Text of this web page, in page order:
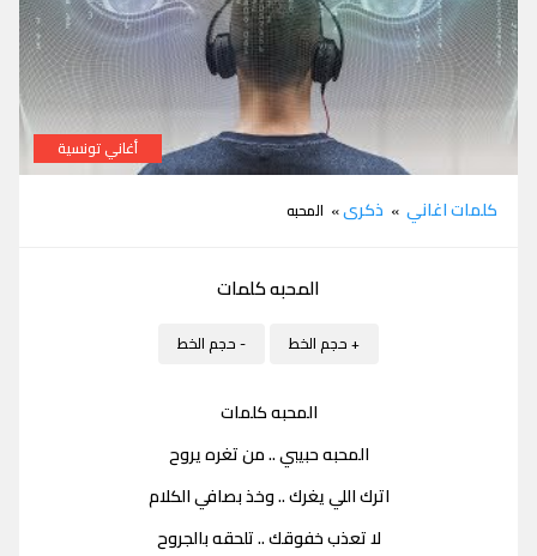
أغاني تونسية
كلمات اغاني » ذكرى» المحبه
المحبه كلمات
+ حجم الخط - حجم الخط
المحبه كلمات
المحبه حبيبي .. من تغره يروح
اترك اللي يغرك .. وخذ بصافي الكلام
لا تعذب خفوقك .. تلحقه بالجروح